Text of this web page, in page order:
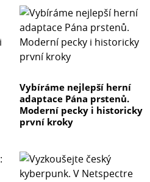
Vybíráme nejlepší herní
adaptace Pána prstenů.
Moderní pecky i historicky
první kroky